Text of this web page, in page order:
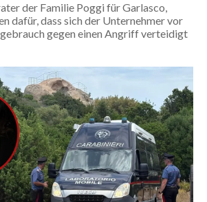
der Familie Poggi für Garlasco,
dafür, dass sich der Unternehmer vor
gegen einen Angriff verteidigt